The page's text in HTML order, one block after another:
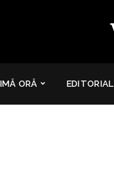
ORĂ EDITORIAL